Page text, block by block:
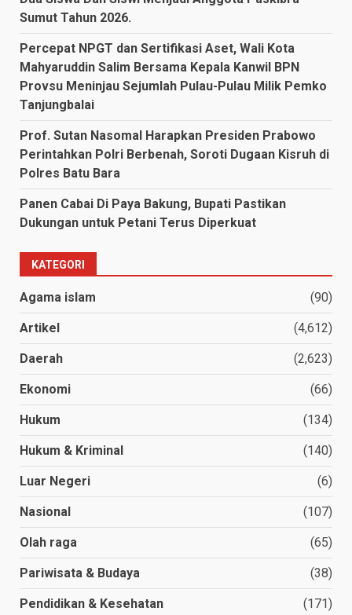
Sumut Tahun 2026.
Percepat NPGT dan Sertifikasi Aset, Wali Kota
Mahyaruddin Salim Bersama Kepala Kanwil BPN
Provsu Meninjau Sejumlah Pulau-Pulau Milik Pemko
Tanjungbalai
Prof. Sutan Nasomal Harapkan Presiden Prabowo
Perintahkan Polri Berbenah, Soroti Dugaan Kisruh di
Polres Batu Bara
Panen Cabai Di Paya Bakung, Bupati Pastikan
Dukungan untuk Petani Terus Diperkuat
KATEGORI
Agama islam (90)
Artikel (4,612)
Daerah (2,623)
Ekonomi (66)
Hukum (134)
Hukum & Kriminal (140)
Luar Negeri (6)
Nasional (107)
Olah raga (65)
Pariwisata & Budaya (38)
Pendidikan & Kesehatan
(171)